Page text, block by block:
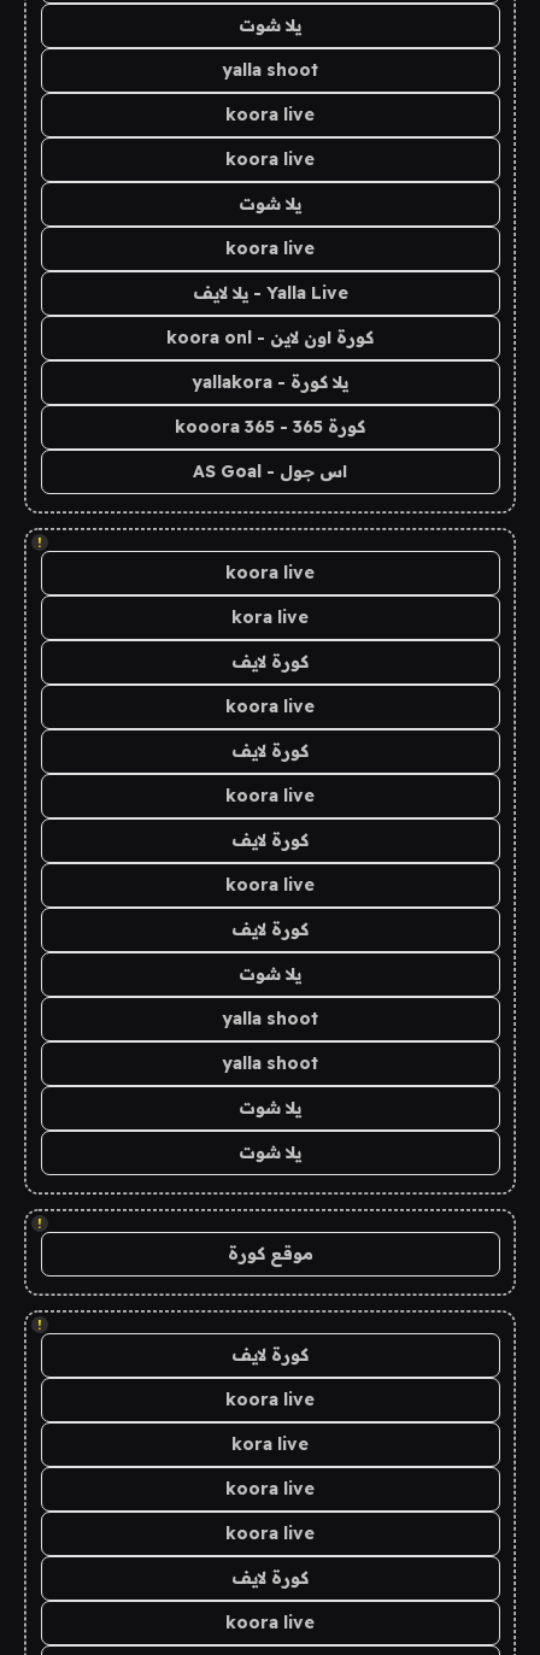
يلا شوت
yalla shoot
koora live
koora live
يلا شوت
koora live
Yalla Live - يلا لايف
كورة اون لاين - koora onl
يلا كورة - yallakora
كورة 365 - kooora 365
اس جول - AS Goal
!
koora live
kora live
كورة لايف
koora live
كورة لايف
koora live
كورة لايف
koora live
كورة لايف
يلا شوت
yalla shoot
yalla shoot
يلا شوت
يلا شوت
!
موقع كورة
!
كورة لايف
koora live
kora live
koora live
koora live
كورة لايف
koora live